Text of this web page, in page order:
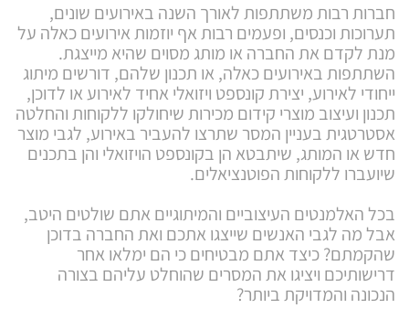
חברות רבות משתתפות לאורך השנה באירועים שונים,
תערוכות וכנסים, ופעמים רבות אף יוזמות אירועים כאלה על
מנת לקדם את החברה או מותג מסוים שהיא מייצגת.
השתתפות באירועים כאלה, או תכנון שלהם, דורשים מיתוג
ייחודי לאירוע, יצירת קונספט ויזואלי אחיד לאירוע או לדוכן,
תכנון ועיצוב מוצרי קידום מכירות שיחולקו ללקוחות והחלטה
אסטרטגית בעניין המסר שתרצו להעביר באירוע, לגבי מוצר
חדש או המותג, שיתבטא הן בקונספט הויזואלי והן בתכנים
שיועברו ללקוחות הפוטנציאלים.
בכל האלמנטים העיצוביים והמיתוגיים אתם שולטים היטב,
אבל מה לגבי האנשים שייצגו אתכם ואת החברה בדוכן
שהקמתם? כיצד אתם מבטיחים כי הם ימלאו אחר
דרישותיכם ויציגו את המסרים שהוחלט עליהם בצורה
הנכונה והמדויקת ביותר?